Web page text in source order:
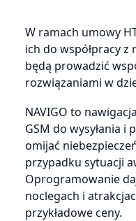
W ramach umowy
ich do współpracy
będą prowadzić
rozwiązaniami w
NAVIGO to
GSM do wysyłania
omijać
przypadku sytuacji
Oprogramowanie
noclegach i
przykładowe ceny.